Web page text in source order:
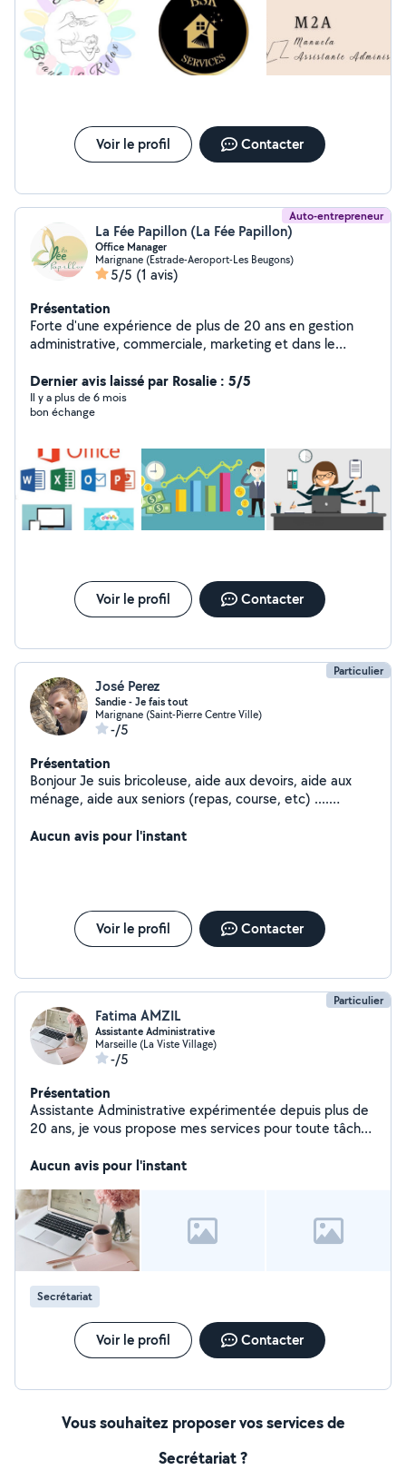
archivage, faire des démarches auprès des différents
organismes (caisses de retraite, assurances, centre des
impôts), s'assurer de prendre rendez-vous avec des
professionnels (santé, organismes sociaux, autres...),
Voir le profil
Contacter
Auto-entrepreneur
La Fée Papillon (La Fée Papillon)
Office Manager
Marignane (Estrade-Aeroport-Les Beugons)
5/5 (1 avis)
Présentation
Forte d'une expérience de plus de 20 ans en gestion
administrative, commerciale, marketing et dans le
couteau suisse administratif dont vous avez besoin ,
pour gérer quand vous le souhaitez , en toute liberté,
toutes ces formalités!
Dernier avis laissé par Rosalie : 5/5
Il y a plus de 6 mois
bon échange
Voir le profil Contacter
Particulier
José Perez
Sandie - Je fais tout
Marignane (Saint-Pierre Centre Ville)
-/5
Présentation
Bonjour Je suis bricoleuse, aide aux devoirs, aide aux
ménage, aide aux seniors (repas, course, etc) ....
parc, ... Mon mari, lui, gère tout ce qui va aider à porter
Aucun avis pour l'instant
Voir le profil Contacter
Particulier
Fatima AMZIL
Assistante Administrative
Marseille (La Viste Village)
-/5
Présentation
Assistante Administrative expérimentée depuis plus de
20 ans, je vous propose mes services pour toute tâche
Aucun avis pour l'instant
Secrétariat
Voir le profil Contacter
Vous souhaitez proposer vos services de
Secrétariat ?